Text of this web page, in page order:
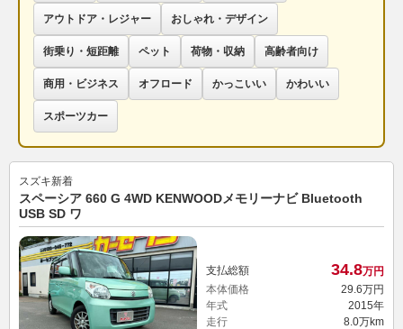
アウトドア・レジャー おしゃれ・デザイン
街乗り・短距離 ペット 荷物・収納 高齢者向け
商用・ビジネス オフロード かっこいい かわいい
スポーツカー
スズキ新着
スペーシア 660 G 4WD KENWOODメモリーナビ Bluetooth
USB SD ワ
支払総額 34.8万円
本体価格
29. 6万円
年式
2015年
走行
8.0万km